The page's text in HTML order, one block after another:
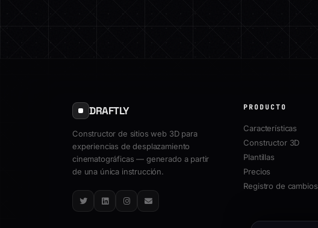
DRAFTLY
Constructor de sitios web 3D para
experiencias de desplazamiento
cinematográficas — generado a partir
de una única instrucción.
TwitterLinkedInInstagram
Email
PRODUCTO
Características
Constructor 3D
Plantillas
Precios
Registro de cambios